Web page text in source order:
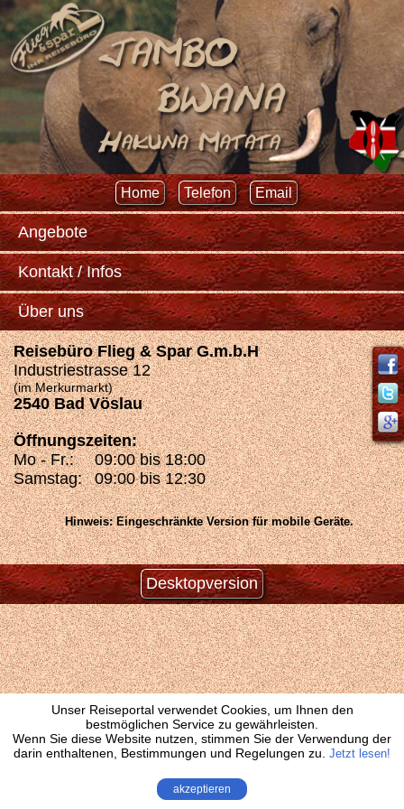
Home Telefon Email
Angebote
Kontakt / Infos
Über uns
Reisebüro Flieg & Spar G.m.b.H
Industriestrasse 12
(im Merkurmarkt)
2540 Bad Vöslau
Öffnungszeiten:
Mo - Fr.:
09:00 bis 18:00
Samstag: 09:00 bis 12:30
Hinweis: Eingeschränkte Version für mobile Geräte.
Desktopversion
Unser Reiseportal verwendet Cookies, um Ihnen den
bestmöglichen Service zu gewährleisten.
Wenn Sie diese Website nutzen, stimmen Sie der Verwendung der
darin enthaltenen, Bestimmungen und Regelungen zu. Jetzt lesen!